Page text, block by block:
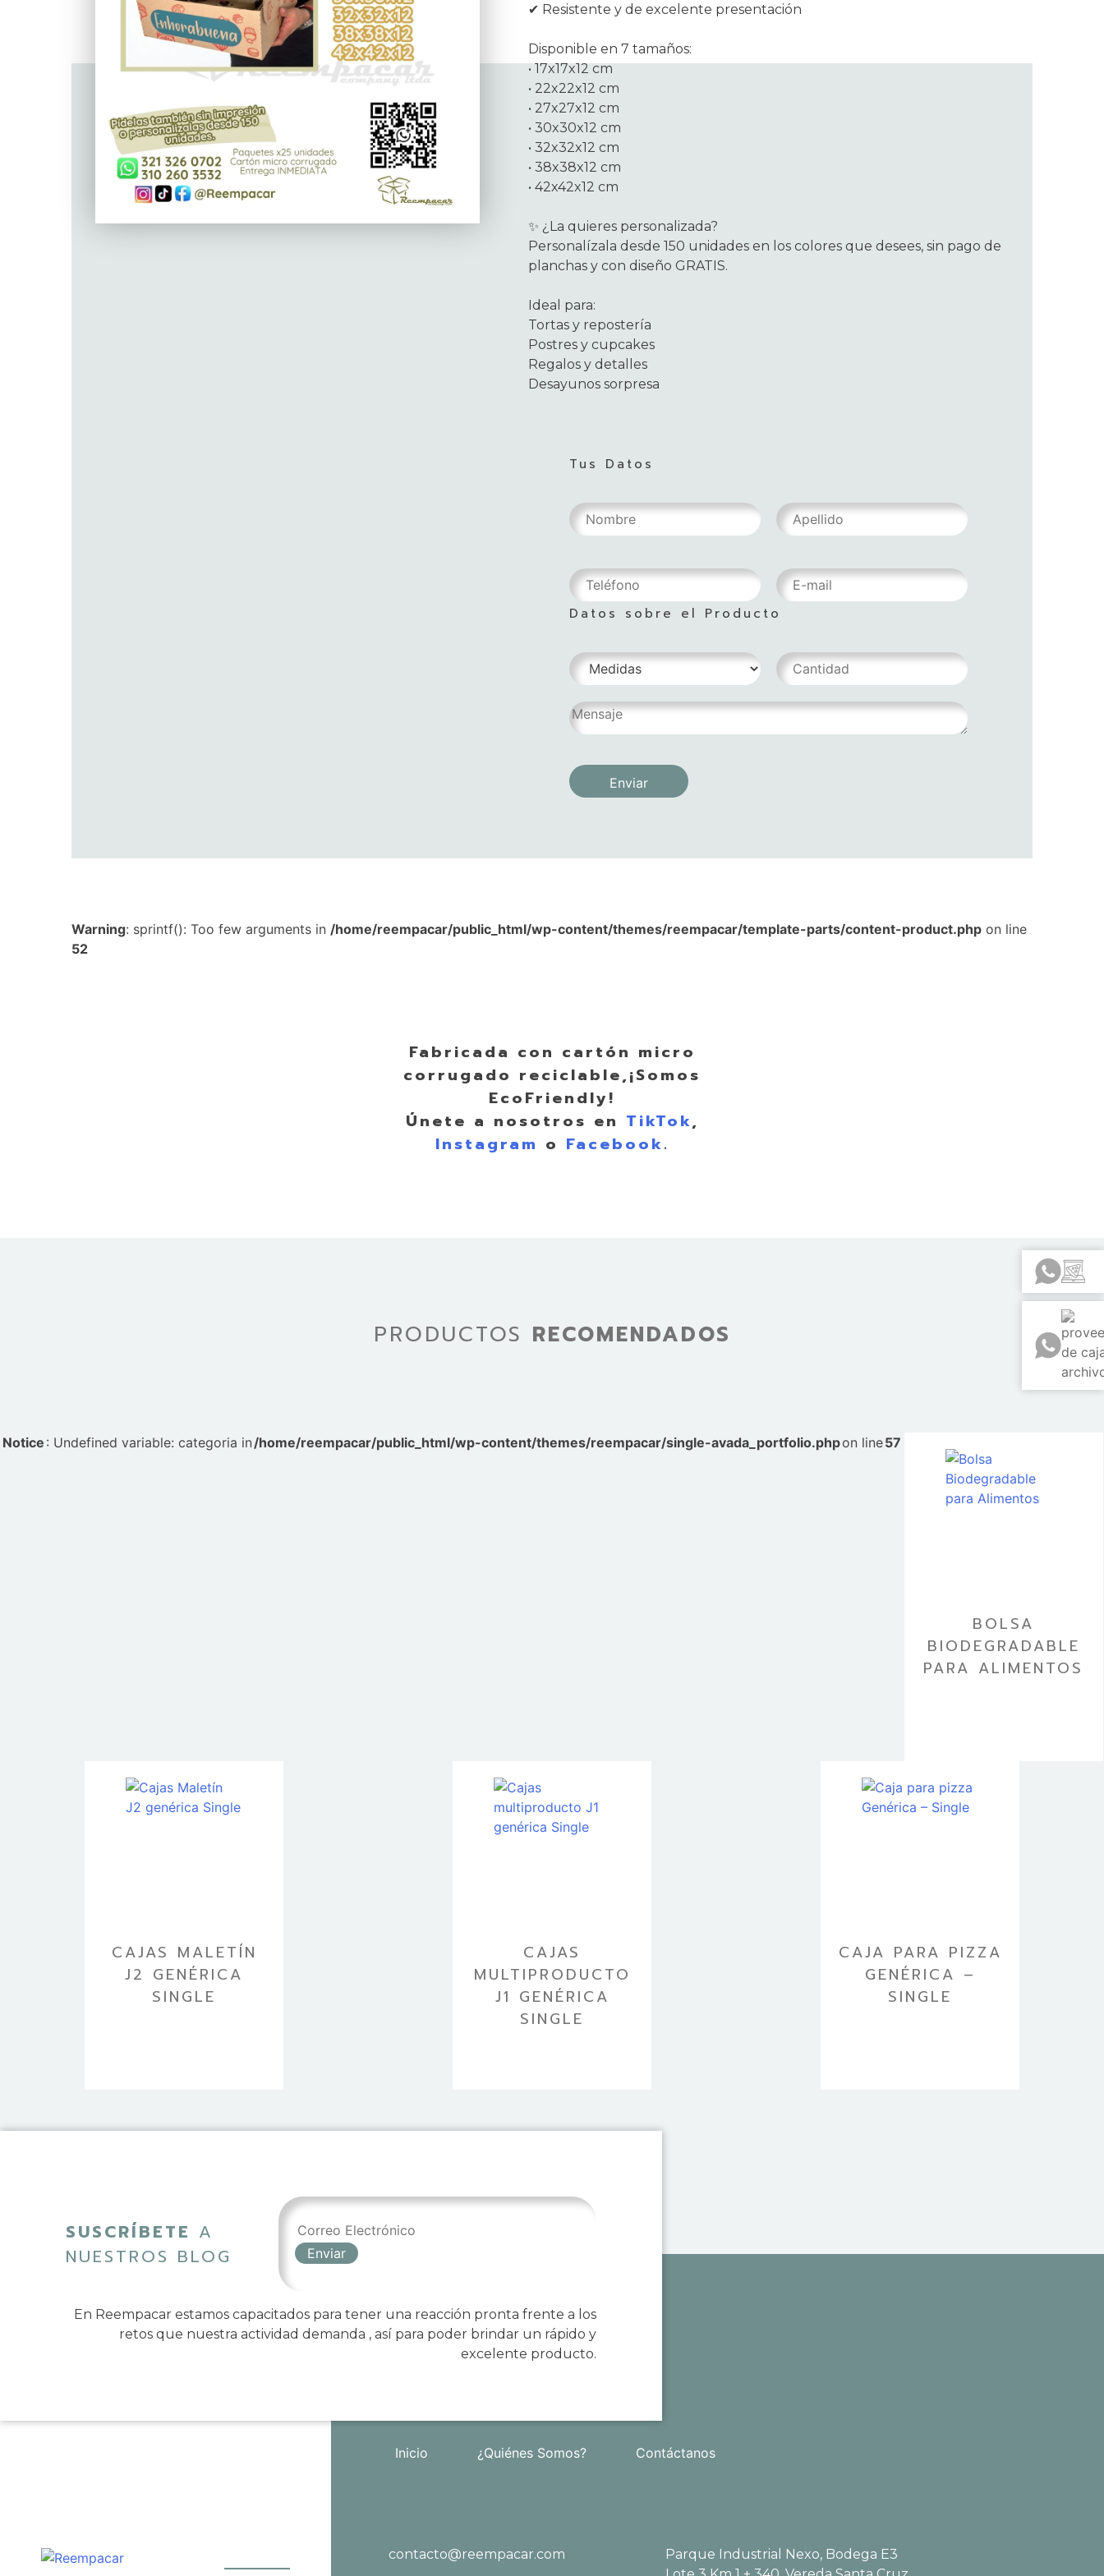
✔ Resistente y de excelente presentación
Disponible en 7 tamaños:
• 17x17x12 cm
• 22x22x12 cm
• 27x27x12 cm
• 30x30x12 cm
• 32x32x12 cm
• 38x38x12 cm
• 42x42x12 cm
✨ ¿La quieres personalizada?
Personalízala desde 150 unidades en los colores que desees, sin pago de
planchas y con diseño GRATIS.
Ideal para:
Tortas y repostería
Postres y cupcakes
Regalos y detalles
Desayunos sorpresa
Tus Datos
Datos sobre el Producto
Warning: sprintf(): Too few arguments in /home/reempacar/public_html/wp-content/themes/reempacar/template-parts/content-product.php on line
52
Fabricada con cartón micro
corrugado reciclable,¡Somos
EcoFriendly!
Únete a nosotros en TikTok,
Instagram o Facebook.
PRODUCTOS RECOMENDADOS
Notice : Undefined variable: categoria in/home/reempacar/public_html/wp-content/themes/reempacar/single-avada_portfolio.phpon line57
BOLSA
BIODEGRADABLE
PARA ALIMENTOS
CAJAS MALETÍN
J2 GENÉRICA
SINGLE
CAJAS
MULTIPRODUCTO
J1 GENÉRICA
SINGLE
CAJA PARA PIZZA
GENÉRICA –
SINGLE
SUSCRÍBETE A
NUESTROS BLOG
En Reempacar estamos capacitados para tener una reacción pronta frente a los
retos que nuestra actividad demanda , así para poder brindar un rápido y
excelente producto.
Inicio ¿Quiénes Somos? Contáctanos
contacto@reempacar.com
Parque Industrial Nexo, Bodega E3